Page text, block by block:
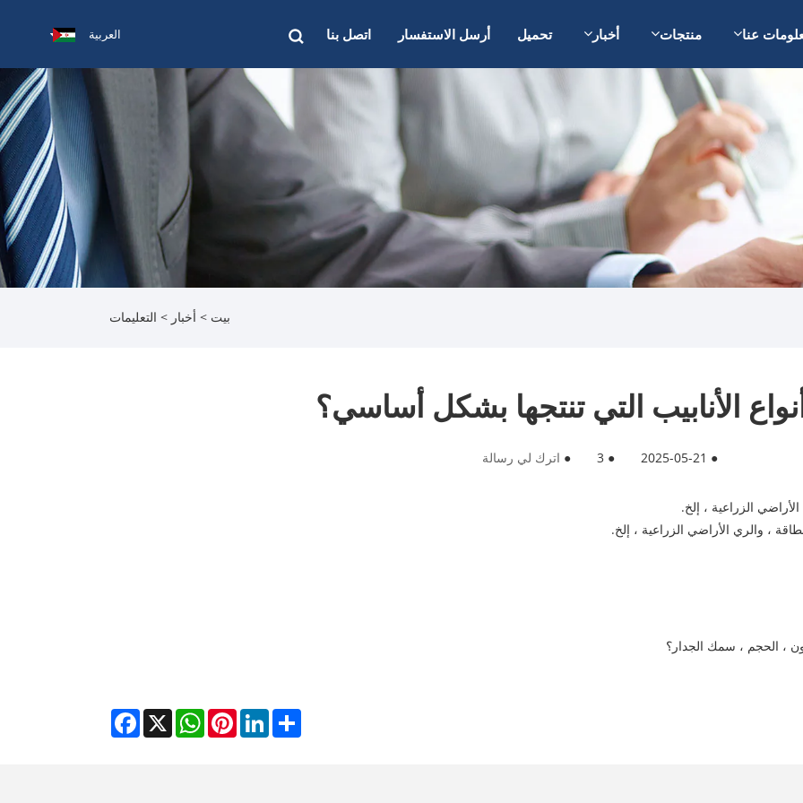
عنا منتجات أخبار تحميل أرسل الاستفسار اتصل بنا العربية
بيت > أخبار > التعليمات
الأنابيب التي تنتجها بشكل أساسي؟
●
2025-05-21
●
3
● اترك لي رسالة
، الحجم ، سمك الجدار؟
Facebook X
WhatsAppPinterestLinkedInShare